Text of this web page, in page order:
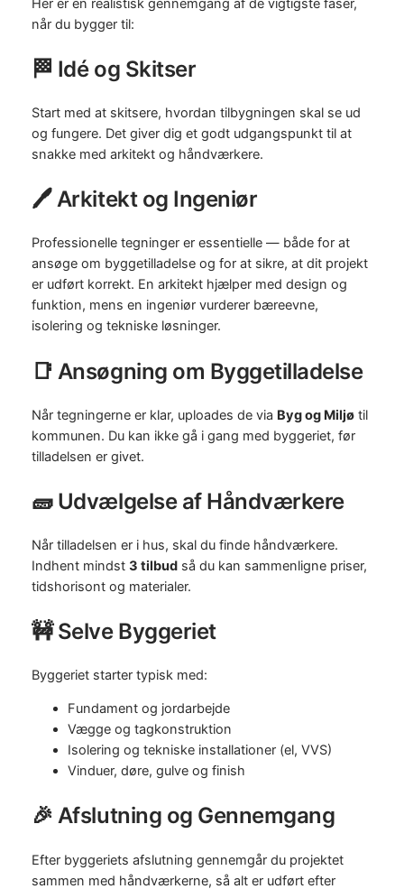
Her er en realistisk gennemgang af de vigtigste faser,
når du bygger til:
🏁 Idé og Skitser
Start med at skitsere, hvordan tilbygningen skal se ud
og fungere. Det giver dig et godt udgangspunkt til at
snakke med arkitekt og håndværkere.
🖊️ Arkitekt og Ingeniør
Professionelle tegninger er essentielle — både for at
ansøge om byggetilladelse og for at sikre, at dit projekt
er udført korrekt. En arkitekt hjælper med design og
funktion, mens en ingeniør vurderer bæreevne,
isolering og tekniske løsninger.
📑 Ansøgning om Byggetilladelse
Når tegningerne er klar, uploades de via Byg og Miljøtil
kommunen. Du kan ikke gå i gang med byggeriet, før
tilladelsen er givet.
🧱 Udvælgelse af Håndværkere
Når tilladelsen er i hus, skal du finde håndværkere.
Indhent mindst 3 tilbudså du kan sammenligne priser,
tidshorisont og materialer.
🚧 Selve Byggeriet
Byggeriet starter typisk med:
Fundament og jordarbejde
Vægge og tagkonstruktion
Isolering og tekniske installationer (el, VVS)
Vinduer, døre, gulve og finish
🎉 Afslutning og Gennemgang
Efter byggeriets afslutning gennemgår du projektet
sammen med håndværkerne, så alt er udført efter